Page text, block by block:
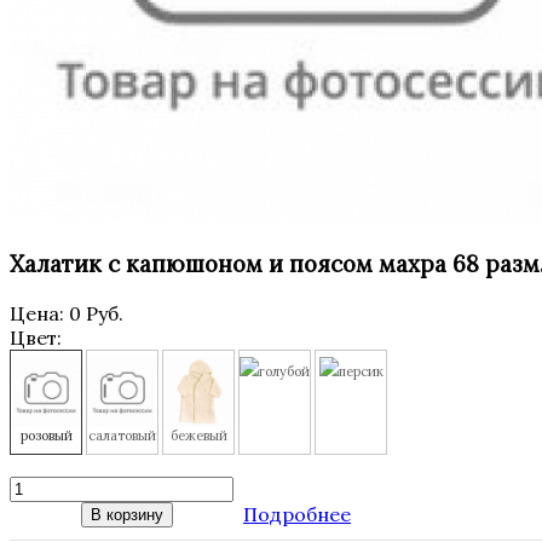
Халатик с капюшоном и поясом махра 68
Цена: 0 Руб.
Цвет:
розовый салатовый бежевый
голубой персик
В корзину Подробнее